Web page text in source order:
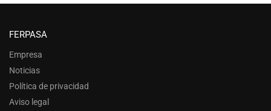
FERPASA
Empresa
Noticias
Política de privacidad
Aviso legal